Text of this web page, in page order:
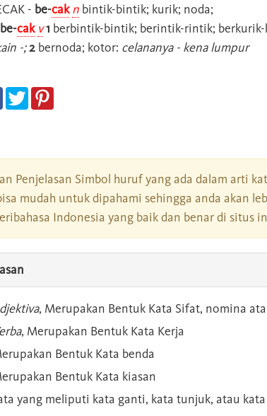
- be-cak n bintik-bintik; kurik; noda;
cak v1 berbintik-bintik; berintik-rintik; berkurik-
-;2 bernoda; kotor: celananya - kena lumpur
Penjelasan Simbol huruf yang ada dalam arti
mudah untuk dipahami sehingga anda akan
Indonesia yang baik dan benar di situs
, Merupakan Bentuk Kata Sifat, nomina
, Merupakan Bentuk Kata Kerja
Bentuk Kata benda
Bentuk Kata kiasan
yang meliputi kata ganti, kata tunjuk, atau